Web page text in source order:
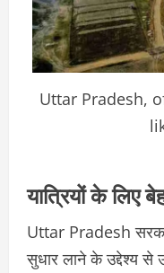
Uttar Pradesh,
यात्रियों के लिए
Uttar Pradesh
सुधार लाने के उद्देश्य से